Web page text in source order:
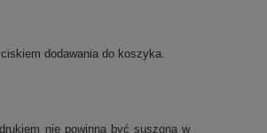
dodawania do koszyka.
nie powinna być suszona w